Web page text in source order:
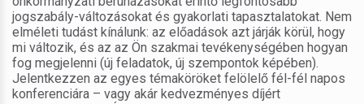
jogszabály-változásokat és gyakorlati tapasztalatokat. Nem
elméleti tudást kínálunk: az előadások azt járják körül, hogy
mi változik, és az az Ön szakmai tevékenységében hogyan
fog megjelenni (új feladatok, új szempontok képében).
Jelentkezzen az egyes témaköröket felölelő fél-fél napos
konferenciára – vagy akár kedvezményes díjért